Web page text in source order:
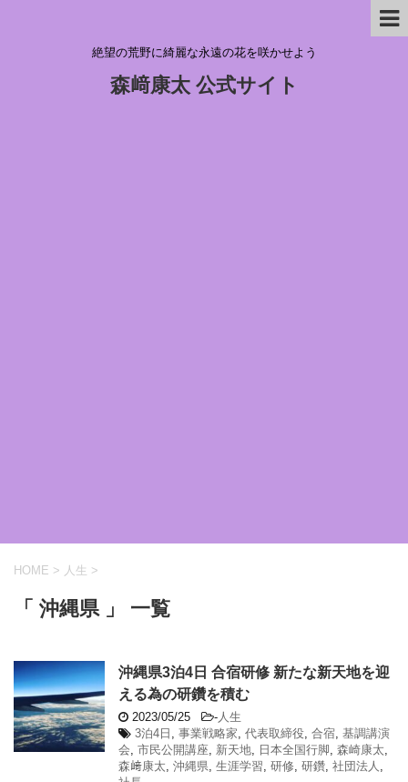
絶望の荒野に綺麗な永遠の花を咲かせよう
森﨑康太 公式サイト
HOME > 人生 >
「 沖縄県 」 一覧
沖縄県3泊4日 合宿研修 新たな新天地を迎
える為の研鑽を積む
2023/05/25 - 人生
3泊4日
事業戦略家 代表取締役 合宿 基調講演
会 市民公開講座 新天地 日本全国行脚 森崎康太
森﨑康太 沖縄県 生涯学習 研修 研鑽 社団法人